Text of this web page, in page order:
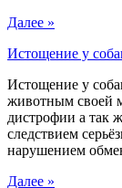
Далее »
Истощение у
Истощение у
животным своей
дистрофии а так
следствием
нарушением
Далее »